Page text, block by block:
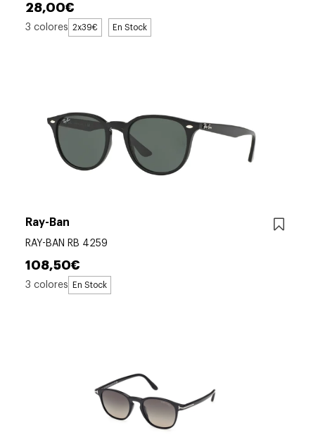
28,00€
3 colores 2x39€ En Stock
Ray-Ban
RAY-BAN RB 4259
108,50€
3 colores En Stock